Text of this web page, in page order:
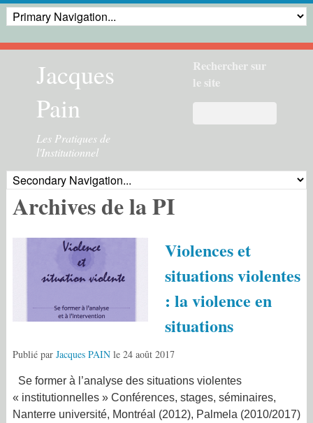
Jacques
Pain
Les Pratiques de
l'Institutionnel
Rechercher sur
le site
Archives de la PI
Violences et
situations violentes
: la violence en
situations
Publié par Jacques PAINle 24 août 2017
Se former à l’analyse des situations violentes
« institutionnelles » Conférences, stages, séminaires,
Nanterre université, Montréal (2012), Palmela (2010/2017)